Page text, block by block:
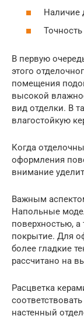
Наличие
В первую
этого
помещения
высокой
вид отделки. В
влагостойкую
Когда
оформления
внимание
Важным
Напольные
поверхностью,
покрытие. Для
более гладкие
рассчитано на
Расцветка
настенный